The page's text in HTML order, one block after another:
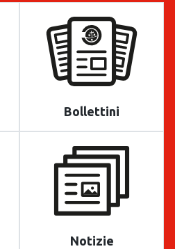
Bollettini
Notizie